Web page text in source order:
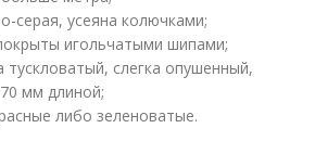
серая, усеяна колючками;
игольчатыми шипами;
тускловатый, слегка опушенный,
мм длиной;
либо зеленоватые.